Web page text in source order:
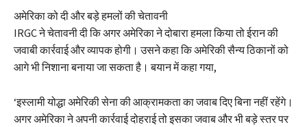
अमेरिका को दी और बड़े हमलों की चेतावनी
IRGC ने चेतावनी दी कि अगर अमेरिका ने दोबारा हमला किया तो ईरान की
जवाबी कार्रवाई और व्यापक होगी। उसने कहा कि अमेरिकी सैन्य ठिकानों को
आगे भी निशाना बनाया जा सकता है। बयान में कहा गया,
‘इस्लामी योद्धा अमेरिकी सेना की आक्रामकता का जवाब दिए बिना नहीं रहेंगे।
अगर अमेरिका ने अपनी कार्रवाई दोहराई तो इसका जवाब और भी बड़े स्तर पर